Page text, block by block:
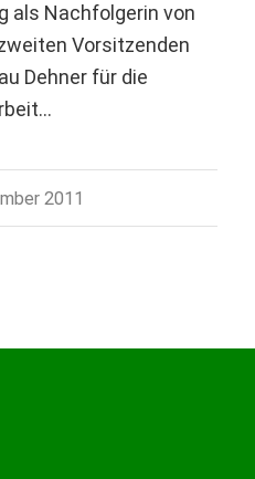
als Nachfolgerin von
Vorsitzenden
Dehner für die
2011